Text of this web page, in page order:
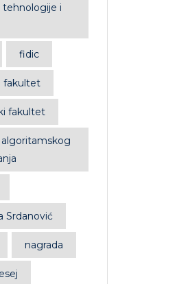
i
fidic
fakultet
fakultet
algoritamskog
Srdanović
nagrada